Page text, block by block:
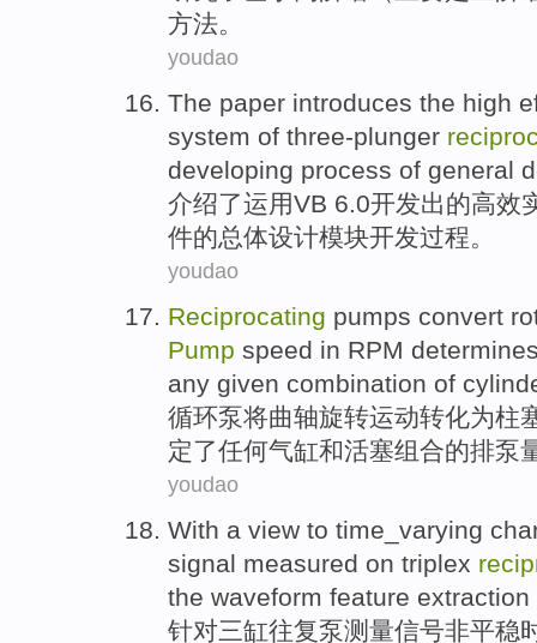
方法。
youdao
The paper introduces the high
system of three-plunger
developing process of general
介绍了运用VB 6.0开发出的高效
件的总体设计模块开发过程。
youdao
Reciprocating pumps convert
Pump speed in RPM
any given combination of
循环泵将曲轴旋转运动转化为柱
定了任何气缸和活塞组合的排泵
youdao
With a view to time_varying
signal measured on triplex
the waveform feature extraction
针对三缸往复泵测量信号非平稳